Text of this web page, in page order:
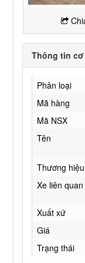
Thông tin
Phân loại
Mã hàng
Mã NSX
Tên
Thương hiệu
Xe liên quan
Xuất xứ
Giá
Trạng thái